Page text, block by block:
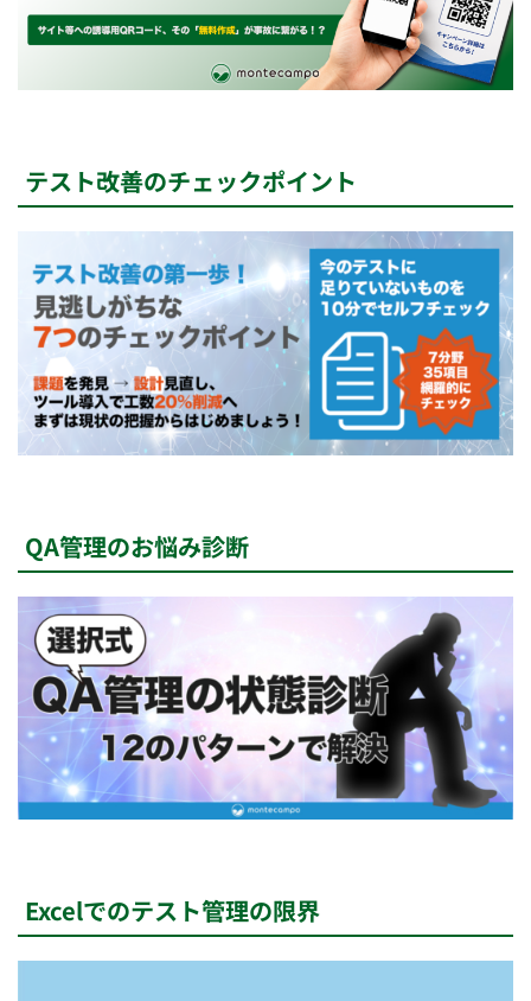
テスト改善のチェックポイント
QA管理のお悩み診断
Excelでのテスト管理の限界